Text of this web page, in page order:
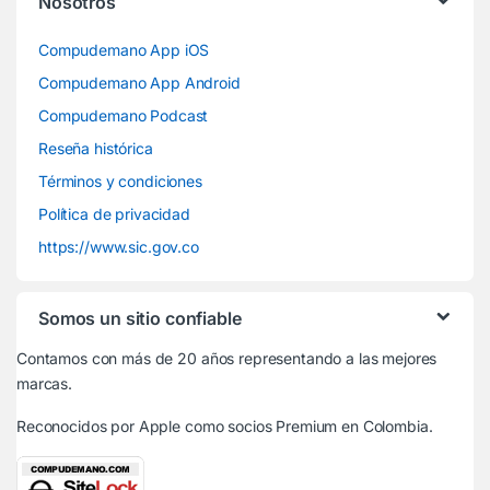
Compudemano App iOS
Compudemano App Android
Compudemano Podcast
Reseña histórica
Términos y condiciones
Política de privacidad
https://www.sic.gov.co
Somos un sitio confiable
Contamos con más de 20 años representando a las mejores
marcas.
Reconocidos por Apple como socios Premium en Colombia.